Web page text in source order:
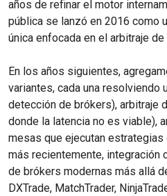
años de refinar el motor
pública se lanzó en 2016 como
única enfocada en el arbitraje de
En los años siguientes,
variantes, cada una resolviendo
detección de brókers), arbitraje
donde la latencia no es viable),
mesas que ejecutan
más recientemente, integración
de brókers modernas más allá
DXTrade, MatchTrader,